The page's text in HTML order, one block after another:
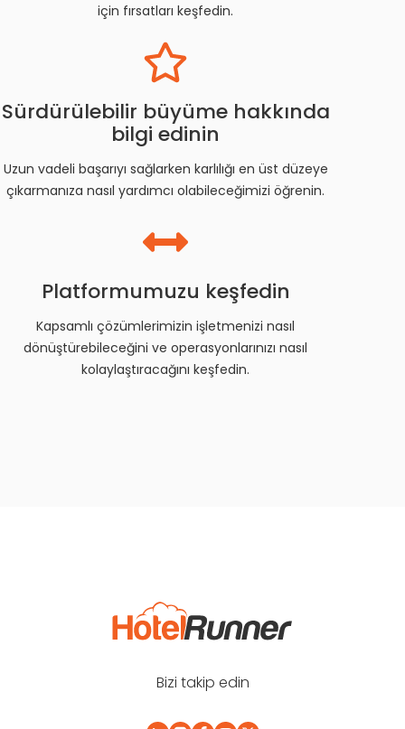
Platformumuzu keşfedin
Kapsamlı çözümlerimizin işletmenizi nasıl
dönüştürebileceğini ve operasyonlarınızı nasıl
kolaylaştıracağını keşfedin.
Sürdürülebilir büyüme hakkında
bilgi edinin
Uzun vadeli başarıyı sağlarken karlılığı en üst düzeye
çıkarmanıza nasıl yardımcı olabileceğimizi öğrenin.
için fırsatları keşfedin.
Bizi takip edin